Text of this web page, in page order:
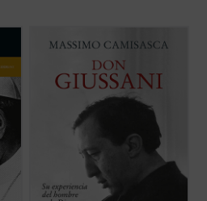
grandes educadores del siglo XX. Esta
obra, escrita por uno de sus más
estrechos colaboradores a lo largo de
cuarenta años, conforma una sintética
biografía espiritual que permite conocer
(ver ficha)